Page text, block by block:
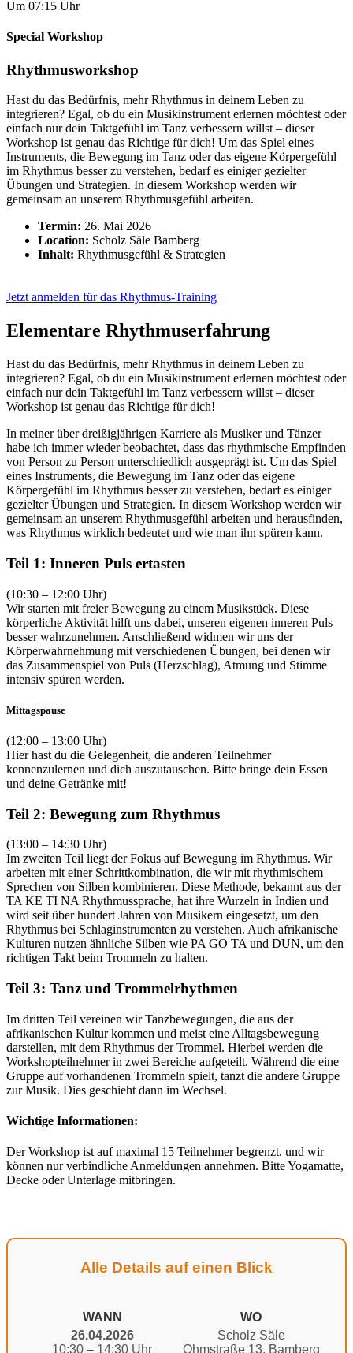
Um 07:15 Uhr
Special Workshop
Rhythmusworkshop
Hast du das Bedürfnis, mehr Rhythmus in deinem Leben zu
integrieren? Egal, ob du ein Musikinstrument erlernen möchtest oder
einfach nur dein Taktgefühl im Tanz verbessern willst – dieser
Workshop ist genau das Richtige für dich! Um das Spiel eines
Instruments, die Bewegung im Tanz oder das eigene Körpergefühl
im Rhythmus besser zu verstehen, bedarf es einiger gezielter
Übungen und Strategien. In diesem Workshop werden wir
gemeinsam an unserem Rhythmusgefühl arbeiten.
Termin: 26. Mai 2026
Location: Scholz Säle Bamberg
Inhalt: Rhythmusgefühl & Strategien
Jetzt anmelden für das Rhythmus-Training
Elementare Rhythmuserfahrung
Hast du das Bedürfnis, mehr Rhythmus in deinem Leben zu
integrieren? Egal, ob du ein Musikinstrument erlernen möchtest oder
einfach nur dein Taktgefühl im Tanz verbessern willst – dieser
Workshop ist genau das Richtige für dich!
In meiner über dreißigjährigen Karriere als Musiker und Tänzer
habe ich immer wieder beobachtet, dass das rhythmische Empfinden
von Person zu Person unterschiedlich ausgeprägt ist. Um das Spiel
eines Instruments, die Bewegung im Tanz oder das eigene
Körpergefühl im Rhythmus besser zu verstehen, bedarf es einiger
gezielter Übungen und Strategien. In diesem Workshop werden wir
gemeinsam an unserem Rhythmusgefühl arbeiten und herausfinden,
was Rhythmus wirklich bedeutet und wie man ihn spüren kann.
Teil 1: Inneren Puls ertasten
(10:30 – 12:00 Uhr)
Wir starten mit freier Bewegung zu einem Musikstück. Diese
körperliche Aktivität hilft uns dabei, unseren eigenen inneren Puls
besser wahrzunehmen. Anschließend widmen wir uns der
Körperwahrnehmung mit verschiedenen Übungen, bei denen wir
das Zusammenspiel von Puls (Herzschlag), Atmung und Stimme
intensiv spüren werden.
Mittagspause
(12:00 – 13:00 Uhr)
Hier hast du die Gelegenheit, die anderen Teilnehmer
kennenzulernen und dich auszutauschen. Bitte bringe dein Essen
und deine Getränke mit!
Teil 2: Bewegung zum Rhythmus
(13:00 – 14:30 Uhr)
Im zweiten Teil liegt der Fokus auf Bewegung im Rhythmus. Wir
arbeiten mit einer Schrittkombination, die wir mit rhythmischem
Sprechen von Silben kombinieren. Diese Methode, bekannt aus der
TA KE TI NA Rhythmussprache, hat ihre Wurzeln in Indien und
wird seit über hundert Jahren von Musikern eingesetzt, um den
Rhythmus bei Schlaginstrumenten zu verstehen. Auch afrikanische
Kulturen nutzen ähnliche Silben wie PA GO TA und DUN, um den
richtigen Takt beim Trommeln zu halten.
Teil 3: Tanz und Trommelrhythmen
Im dritten Teil vereinen wir Tanzbewegungen, die aus der
afrikanischen Kultur kommen und meist eine Alltagsbewegung
darstellen, mit dem Rhythmus der Trommel. Hierbei werden die
Workshopteilnehmer in zwei Bereiche aufgeteilt. Während die eine
Gruppe auf vorhandenen Trommeln spielt, tanzt die andere Gruppe
zur Musik. Dies geschieht dann im Wechsel.
Wichtige Informationen:
Der Workshop ist auf maximal 15 Teilnehmer begrenzt, und wir
können nur verbindliche Anmeldungen annehmen. Bitte Yogamatte,
Decke oder Unterlage mitbringen.
Alle Details auf einen Blick
WANN
26.04.2026
10:30 – 14:30 Uhr
WO
Scholz Säle
Ohmstraße 13, Bamberg